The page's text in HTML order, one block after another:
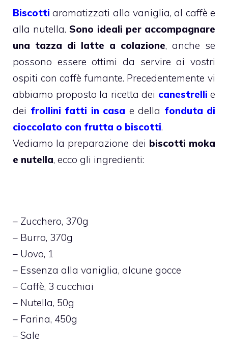
Biscotti aromatizzati alla vaniglia, al caffè e
alla nutella.Sono ideali per accompagnare
una tazza di latte a colazione, anche se
possono essere ottimi da servire ai vostri
ospiti con caffè fumante. Precedentemente vi
abbiamo proposto la ricetta dei canestrelli e
dei frollini fatti in casa e della fonduta di
cioccolato con frutta o biscotti.
Vediamo la preparazione dei biscotti moka
e nutella, ecco gli ingredienti:
– Zucchero, 370g
– Burro, 370g
– Uovo, 1
– Essenza alla vaniglia, alcune gocce
– Caffè, 3 cucchiai
– Nutella, 50g
– Farina, 450g
– Sale